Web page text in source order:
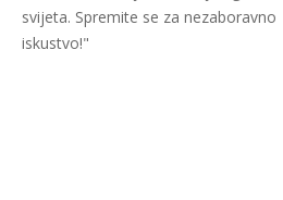
svijeta. Spremite se za nezaboravno
iskustvo!"